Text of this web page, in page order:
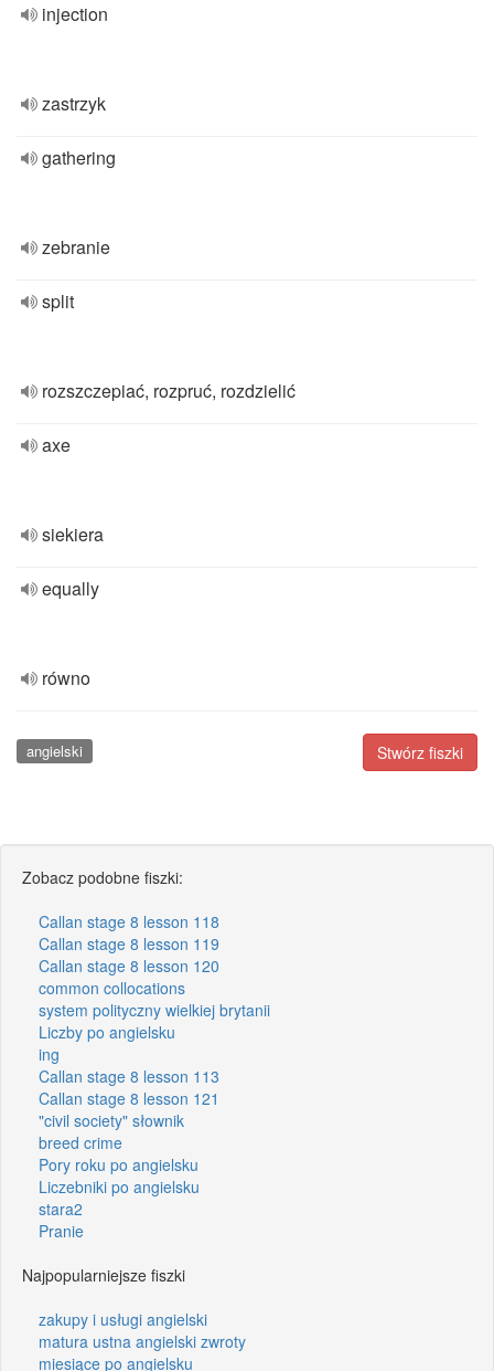
injection
zastrzyk
gathering
zebranie
split
rozszczepiać, rozpruć, rozdzielić
axe
siekiera
equally
równo
Stwórz fiszki
angielski
Zobacz podobne fiszki:
Callan stage 8 lesson 118
Callan stage 8 lesson 119
Callan stage 8 lesson 120
common collocations
system polityczny wielkiej brytanii
Liczby po angielsku
ing
Callan stage 8 lesson 113
Callan stage 8 lesson 121
"civil society" słownik
breed crime
Pory roku po angielsku
Liczebniki po angielsku
stara2
Pranie
Najpopularniejsze fiszki
zakupy i usługi angielski
matura ustna angielski zwroty
miesiące po angielsku